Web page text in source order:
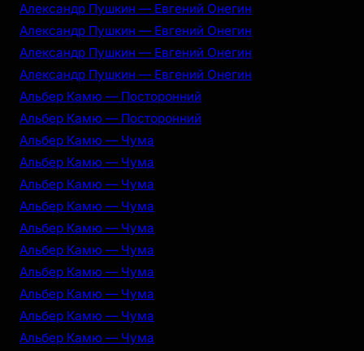
Александр Пушкин — Евгений Онегин
Александр Пушкин — Евгений Онегин
Александр Пушкин — Евгений Онегин
Александр Пушкин — Евгений Онегин
Альбер Камю — Посторонний
Альбер Камю — Посторонний
Альбер Камю — Чума
Альбер Камю — Чума
Альбер Камю — Чума
Альбер Камю — Чума
Альбер Камю — Чума
Альбер Камю — Чума
Альбер Камю — Чума
Альбер Камю — Чума
Альбер Камю — Чума
Альбер Камю — Чума